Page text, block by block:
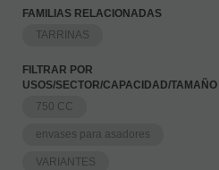
FAMILIAS RELACIONADAS
TARRINAS
FILTRAR POR
USOS/SECTOR/CAPACIDAD/TAMAÑO
750 CC
envases para asadores
VARIANTES